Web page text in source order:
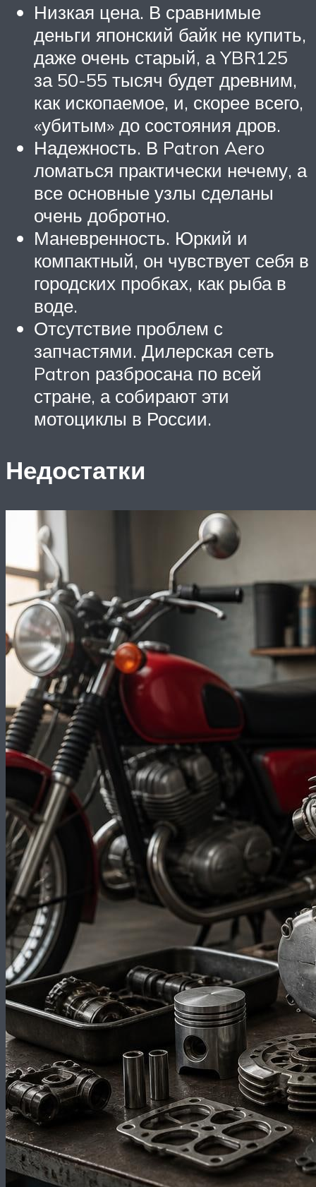
Низкая цена. В сравнимые
деньги японский байк не купить,
даже очень старый, а YBR125
за 50-55 тысяч будет древним,
как ископаемое, и, скорее всего,
«убитым» до состояния дров.
Надежность. В Patron Aero
ломаться практически нечему, а
все основные узлы сделаны
очень добротно.
Маневренность. Юркий и
компактный, он чувствует себя в
городских пробках, как рыба в
воде.
Отсутствие проблем с
запчастями. Дилерская сеть
Patron разбросана по всей
стране, а собирают эти
мотоциклы в России.
Недостатки